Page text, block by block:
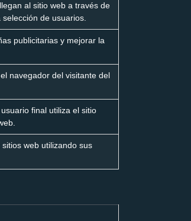
al sitio web a través de
de usuarios.
publicitarias y mejorar la
navegador del visitante del
final utiliza el sitio
web utilizando sus